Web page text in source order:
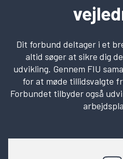
Dit forbund deltager i et
altid søger at sikre dig
udvikling. Gennem FIU
for at møde tillidsvalgte
Forbundet tilbyder også